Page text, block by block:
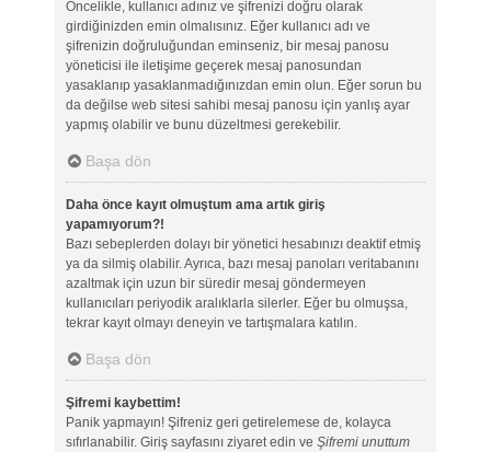
Öncelikle, kullanıcı adınız ve şifrenizi doğru olarak
girdiğinizden emin olmalısınız. Eğer kullanıcı adı ve
şifrenizin doğruluğundan eminseniz, bir mesaj panosu
yöneticisi ile iletişime geçerek mesaj panosundan
yasaklanıp yasaklanmadığınızdan emin olun. Eğer sorun bu
da değilse web sitesi sahibi mesaj panosu için yanlış ayar
yapmış olabilir ve bunu düzeltmesi gerekebilir.
Başa dön
Daha önce kayıt olmuştum ama artık giriş
yapamıyorum?!
Bazı sebeplerden dolayı bir yönetici hesabınızı deaktif etmiş
ya da silmiş olabilir. Ayrıca, bazı mesaj panoları veritabanını
azaltmak için uzun bir süredir mesaj göndermeyen
kullanıcıları periyodik aralıklarla silerler. Eğer bu olmuşsa,
tekrar kayıt olmayı deneyin ve tartışmalara katılın.
Başa dön
Şifremi kaybettim!
Panik yapmayın! Şifreniz geri getirelemese de, kolayca
sıfırlanabilir. Giriş sayfasını ziyaret edin ve Şifremi unuttum